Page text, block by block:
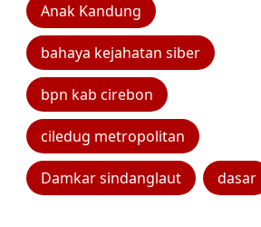
Anak Kandung
bahaya kejahatan siber
bpn kab cirebon
ciledug metropolitan
Damkar sindanglaut dasar